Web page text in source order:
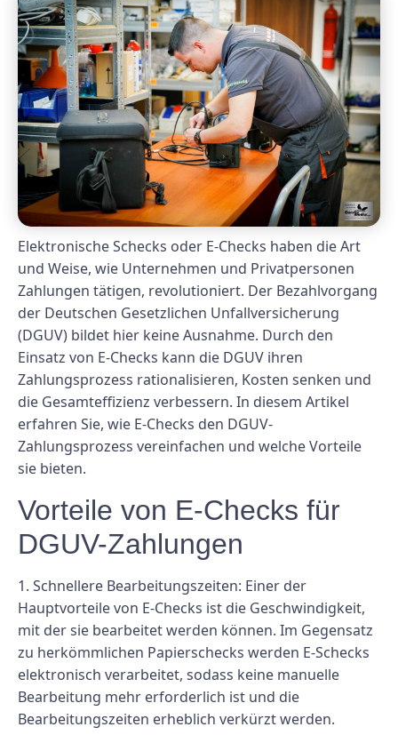
Elektronische Schecks oder E-Checks haben die Art
und Weise, wie Unternehmen und Privatpersonen
Zahlungen tätigen, revolutioniert. Der Bezahlvorgang
der Deutschen Gesetzlichen Unfallversicherung
(DGUV) bildet hier keine Ausnahme. Durch den
Einsatz von E-Checks kann die DGUV ihren
Zahlungsprozess rationalisieren, Kosten senken und
die Gesamteffizienz verbessern. In diesem Artikel
erfahren Sie, wie E-Checks den DGUV-
Zahlungsprozess vereinfachen und welche Vorteile
sie bieten.
Vorteile von E-Checks für
DGUV-Zahlungen
1. Schnellere Bearbeitungszeiten: Einer der
Hauptvorteile von E-Checks ist die Geschwindigkeit,
mit der sie bearbeitet werden können. Im Gegensatz
zu herkömmlichen Papierschecks werden E-Schecks
elektronisch verarbeitet, sodass keine manuelle
Bearbeitung mehr erforderlich ist und die
Bearbeitungszeiten erheblich verkürzt werden.